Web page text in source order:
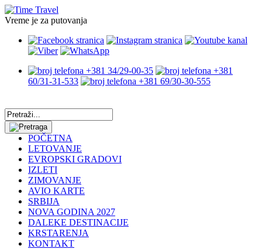
Vreme je za putovanja
+381 34/29-00-35
+381
60/31-31-533
+381 69/30-30-555
POČETNA
LETOVANJE
EVROPSKI GRADOVI
IZLETI
ZIMOVANJE
AVIO KARTE
SRBIJA
NOVA GODINA 2027
DALEKE DESTINACIJE
KRSTARENJA
KONTAKT